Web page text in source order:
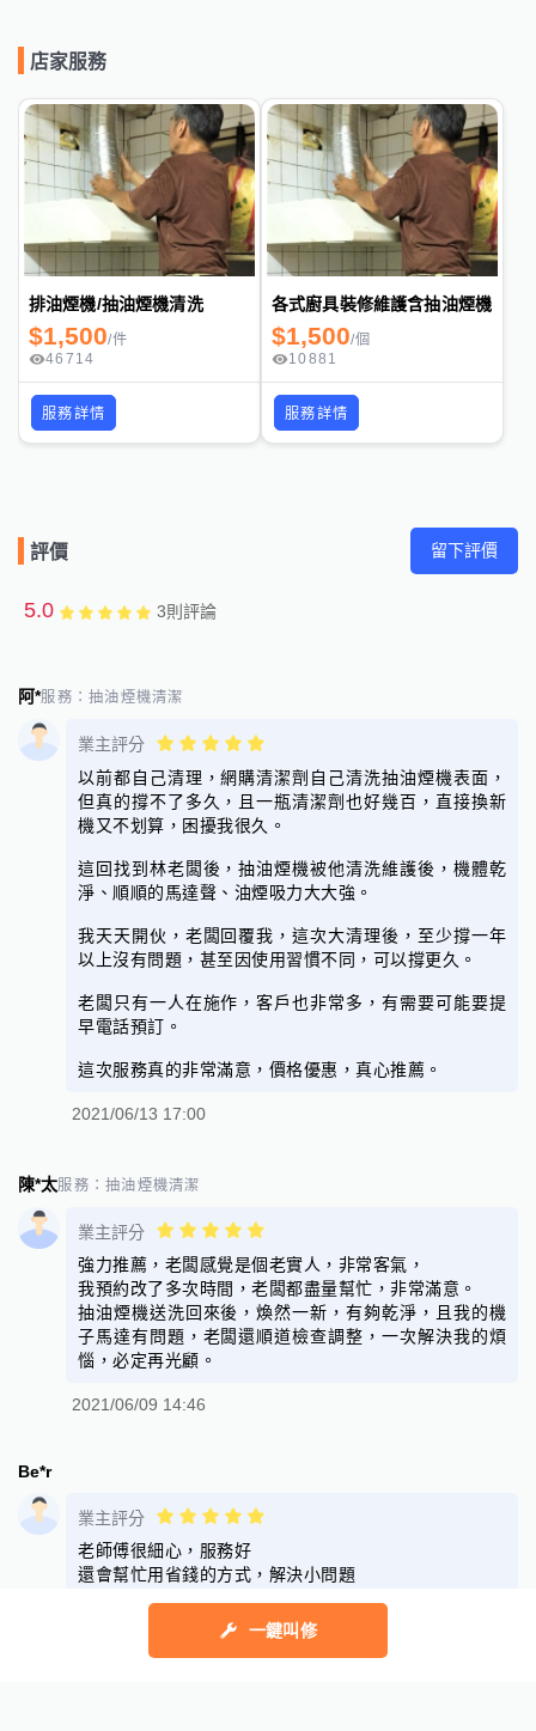
一鍵叫修
店家服務
排油煙機/抽油煙機清洗
$1,500/件
46714
服務詳情
各式廚具裝修維護含抽油煙機
$1,500/個
10881
服務詳情
評價 留下評價
5.0 3則評論
阿*服務：抽油煙機清潔
業主評分
以前都自己清理，網購清潔劑自己清洗抽油煙機表面，
但真的撐不了多久，且一瓶清潔劑也好幾百，直接換新
機又不划算，困擾我很久。
這回找到林老闆後，抽油煙機被他清洗維護後，機體乾
淨、順順的馬達聲、油煙吸力大大強。
我天天開伙，老闆回覆我，這次大清理後，至少撐一年
以上沒有問題，甚至因使用習慣不同，可以撐更久。
老闆只有一人在施作，客戶也非常多，有需要可能要提
早電話預訂。
這次服務真的非常滿意，價格優惠，真心推薦。
2021/06/13 17:00
陳*太服務：抽油煙機清潔
業主評分
強力推薦，老闆感覺是個老實人，非常客氣，
我預約改了多次時間，老闆都盡量幫忙，非常滿意。
抽油煙機送洗回來後，煥然一新，有夠乾淨，且我的機
子馬達有問題，老闆還順道檢查調整，一次解決我的煩
惱，必定再光顧。
2021/06/09 14:46
Be*r
業主評分
老師傅很細心，服務好
還會幫忙用省錢的方式，解決小問題